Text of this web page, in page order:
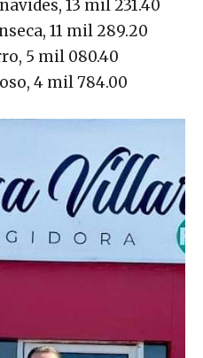
13 mil 231.40
11 mil 289.20
5 mil 080.40
4 mil 784.00